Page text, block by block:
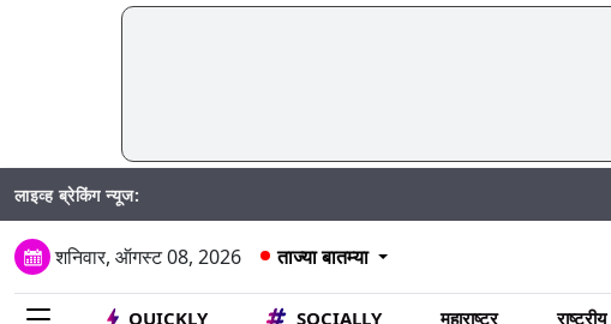
लाइव्ह ब्रेकिंग न्यूज:
शनिवार, ऑगस्ट 08, 2026 ताज्या बातम्या
QUICKLY SOCIALLY महाराष्ट्र राष्ट्रीय